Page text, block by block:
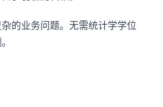
的业务问题。无需统计学学位